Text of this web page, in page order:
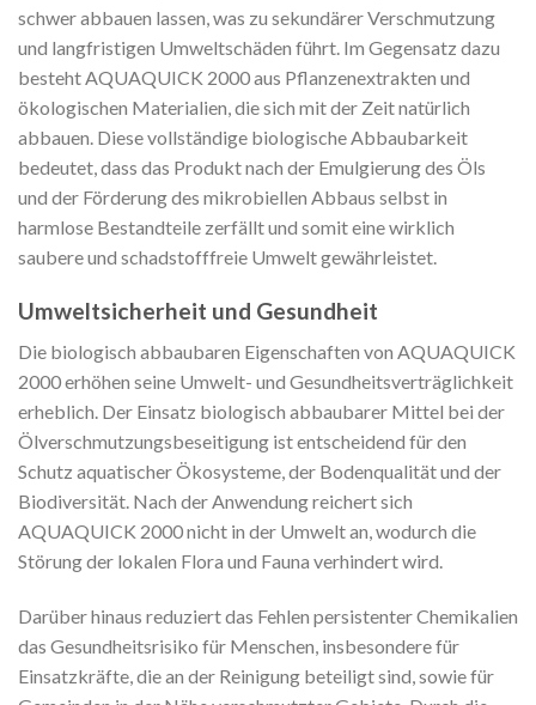
schwer abbauen lassen, was zu sekundärer Verschmutzung
und langfristigen Umweltschäden führt. Im Gegensatz dazu
besteht AQUAQUICK 2000 aus Pflanzenextrakten und
ökologischen Materialien, die sich mit der Zeit natürlich
abbauen. Diese vollständige biologische Abbaubarkeit
bedeutet, dass das Produkt nach der Emulgierung des Öls
und der Förderung des mikrobiellen Abbaus selbst in
harmlose Bestandteile zerfällt und somit eine wirklich
saubere und schadstofffreie Umwelt gewährleistet.
Umweltsicherheit und Gesundheit
Die biologisch abbaubaren Eigenschaften von AQUAQUICK
2000 erhöhen seine Umwelt- und Gesundheitsverträglichkeit
erheblich. Der Einsatz biologisch abbaubarer Mittel bei der
Ölverschmutzungsbeseitigung ist entscheidend für den
Schutz aquatischer Ökosysteme, der Bodenqualität und der
Biodiversität. Nach der Anwendung reichert sich
AQUAQUICK 2000 nicht in der Umwelt an, wodurch die
Störung der lokalen Flora und Fauna verhindert wird.
Darüber hinaus reduziert das Fehlen persistenter Chemikalien
das Gesundheitsrisiko für Menschen, insbesondere für
Einsatzkräfte, die an der Reinigung beteiligt sind, sowie für